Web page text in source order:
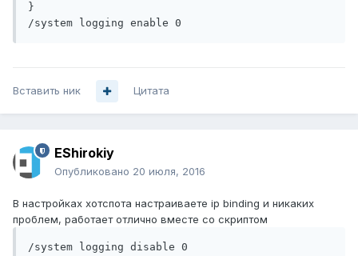
}
/system logging enable 0
Вставить ник Цитата
EShirokiy
Опубликовано 20 июля, 2016
В настройках хотспота настраиваете ip binding и никаких
проблем, работает отлично вместе со скриптом
/system logging disable 0